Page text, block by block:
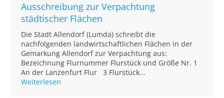
Ausschreibung zur Verpachtung
städtischer Flächen
Die Stadt Allendorf (Lumda) schreibt die
nachfolgenden landwirtschaftlichen Flächen in der
Gemarkung Allendorf zur Verpachtung aus:
Bezeichnung Flurnummer Flurstück und Größe Nr. 1
An der Lanzenfurt Flur 3 Flurstück...
Weiterlesen